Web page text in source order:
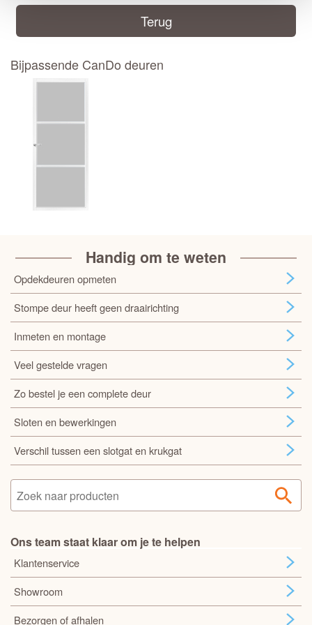
Terug
Bijpassende CanDo deuren
Handig om te weten
Opdekdeuren opmeten
Stompe deur heeft geen draairichting
Inmeten en montage
Veel gestelde vragen
Zo bestel je een complete deur
Sloten en bewerkingen
Verschil tussen een slotgat en krukgat
Ons team staat klaar om je te helpen
Klantenservice
Showroom
Bezorgen of afhalen